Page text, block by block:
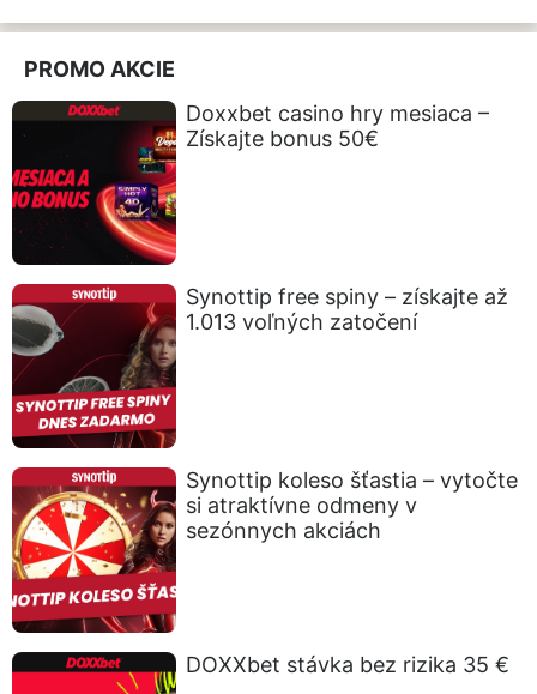
PROMO AKCIE
Doxxbet casino hry mesiaca –
Získajte bonus 50€
Synottip free spiny – získajte až
1.013 voľných zatočení
Synottip koleso šťastia – vytočte
si atraktívne odmeny v
sezónnych akciách
DOXXbet stávka bez rizika 35 €